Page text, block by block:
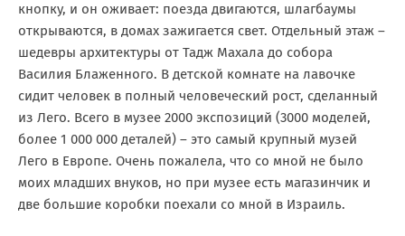
кнопку, и он оживает: поезда двигаются, шлагбаумы
открываются, в домах зажигается свет. Отдельный этаж –
шедевры архитектуры от Тадж Махала до собора
Василия Блаженного. В детской комнате на лавочке
сидит человек в полный человеческий рост, сделанный
из Лего. Всего в музее 2000 экспозиций (3000 моделей,
более 1 000 000 деталей) – это самый крупный музей
Лего в Европе. Очень пожалела, что со мной не было
моих младших внуков, но при музее есть магазинчик и
две большие коробки поехали со мной в Израиль.